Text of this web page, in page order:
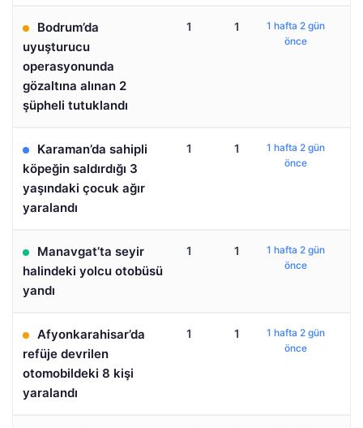
Bodrum’da
uyuşturucu
operasyonunda
gözaltına alınan 2
şüpheli tutuklandı
1 1
1 hafta 2 gün
önce
Karaman’da sahipli
köpeğin saldırdığı 3
yaşındaki çocuk ağır
yaralandı
1 1
1 hafta 2 gün
önce
Manavgat’ta seyir
halindeki yolcu otobüsü
yandı
1 1
1 hafta 2 gün
önce
Afyonkarahisar’da
refüje devrilen
otomobildeki 8 kişi
yaralandı
1 1
1 hafta 2 gün
önce